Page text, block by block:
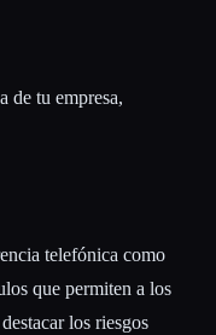
de tu empresa,
telefónica como
que permiten a los
los riesgos